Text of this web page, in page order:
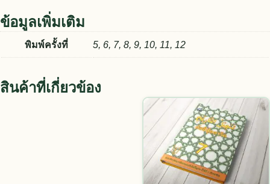
ข้อมูลเพิ่มเติม
พิมพ์ครั้งที่ 5, 6, 7, 8, 9, 10, 11, 12
สินค้าที่เกี่ยวข้อง